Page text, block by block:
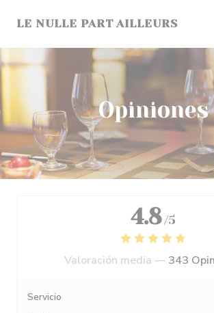
LE NULLE PART AILLEURS
Opiniones
4.8 /5
Valoración media — 343
Servicio